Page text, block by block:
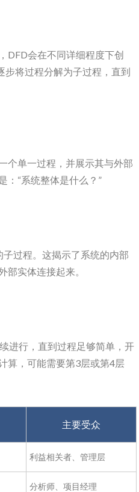
DFD会在不同详细程度下创
步将过程分解为子过程，直到
个单一过程，并展示其与外部
：“系统整体是什么？”
过程。这揭示了系统的内部
实体连接起来。
进行，直到过程足够简单，开
算，可能需要第3层或第4层
主要受众
利益相关者、管理层
分析师、项目经理